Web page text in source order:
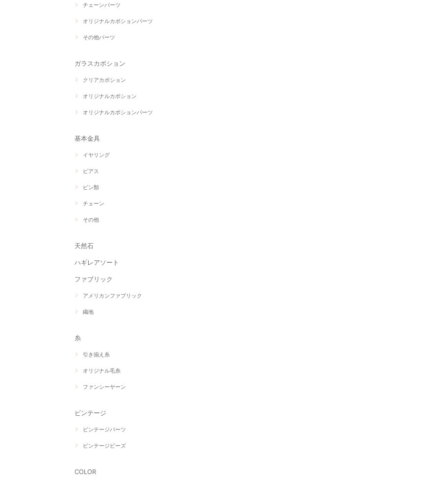
チェーンパーツ
オリジナルカボションパーツ
その他パーツ
ガラスカボション
クリアカボション
オリジナルカボション
オリジナルカボションパーツ
基本金具
イヤリング
ピアス
ピン類
チェーン
その他
天然石
ハギレアソート
ファブリック
アメリカンファブリック
織地
糸
引き揃え糸
オリジナル毛糸
ファンシーヤーン
ビンテージ
ビンテージパーツ
ビンテージビーズ
COLOR